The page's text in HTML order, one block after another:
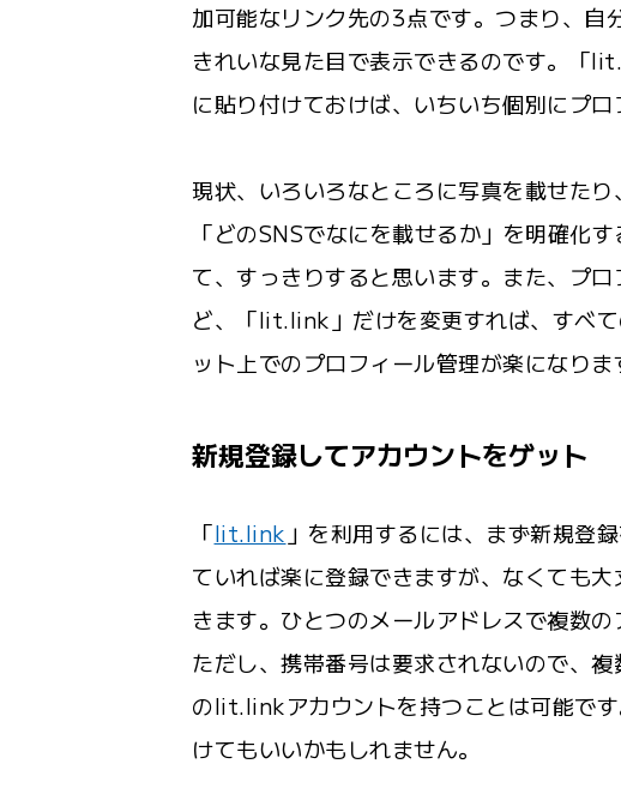
加可能なリンク先の3点です。つまり、自
きれいな見た目で表示できるのです。「
に貼り付けておけば、いちいち個別にプ
現状、いろいろなところに写真を載せた
「どのSNSでなにを載せるか」を明確化
て、すっきりすると思います。また、プ
ど、「lit.link」だけを変更すれば、すべ
ット上でのプロフィール管理が楽になりま
新規登録してアカウントをゲット
「lit.link 」を利用するには、まず新規登
ていれば楽に登録できますが、なくても
きます。ひとつのメールアドレスで複数
ただし、携帯番号は要求されないので、
のlit.linkアカウントを持つことは可能で
けてもいいかもしれません。